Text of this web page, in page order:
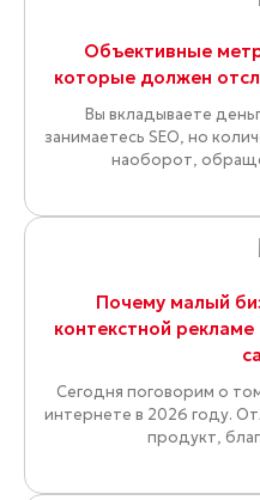
Объективные
которые должен
Вы вкладываете
занимаетесь SEO, но
наоборот,
Почему малый
контекстной
Сегодня поговорим о
интернете в 2026 году.
продукт,